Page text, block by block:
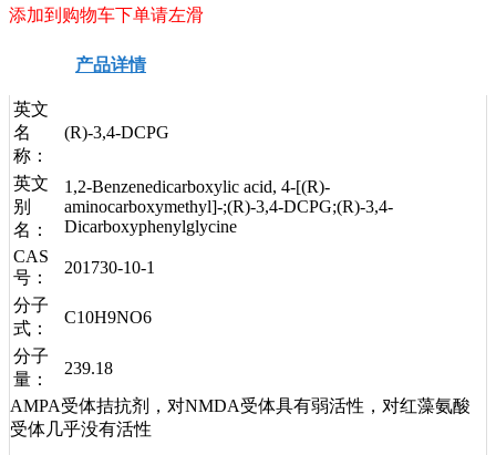
添加到购物车下单请左滑
产品详情
英文
名
称：
(R)-3,4-DCPG
英文
别
名：
1,2-Benzenedicarboxylic acid, 4-[(R)-
aminocarboxymethyl]-;(R)-3,4-DCPG;(R)-3,4-
Dicarboxyphenylglycine
CAS
号：
201730-10-1
分子
式：
C10H9NO6
分子
量：
239.18
AMPA受体拮抗剂，对NMDA受体具有弱活性，对红藻氨酸
受体几乎没有活性